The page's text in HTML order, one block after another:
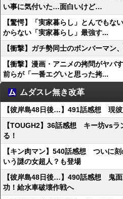
い事に気付いた…面白いけど…
【驚愕】「実家暮らし」とんでもな
からない「実家暮らし」最強す...
【衝撃】ガチ勢同士のボンバーマン
【衝撃】漫画・アニメの拷問がヤバ
前らが「一番エグいと思った拷...
ムダスレ無き改革
【彼岸島48日後…】491話感想 現彼
【TOUGH2】36話感想 キー坊vsラ
る！
【キン肉マン】540話感想 ついに
いう謎の女超人？も登場
【彼岸島48日後…】490話感想 鬼
功！給水車破壊作戦へ